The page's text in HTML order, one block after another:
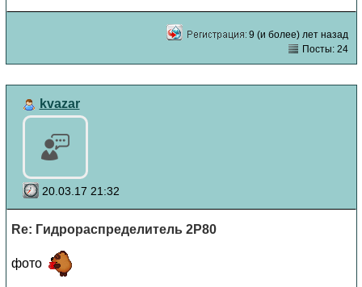
9 (и более) лет назад
Посты: 24
kvazar
20.03.17 21:32
Re: Гидрораспределитель 2Р80
фото